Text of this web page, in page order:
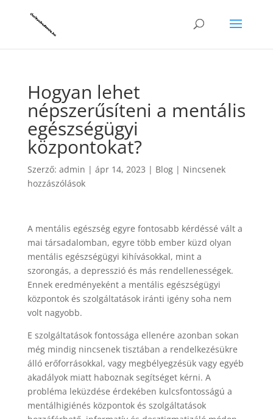
Hogyan lehet
népszerűsíteni a mentális
egészségügyi
központokat?
Szerző: admin | ápr 14, 2023 | Blog| Nincsenek
hozzászólások
A mentális egészség egyre fontosabb kérdéssé vált a
mai társadalomban, egyre több ember küzd olyan
mentális egészségügyi kihívásokkal, mint a
szorongás, a depresszió és más rendellenességek.
Ennek eredményeként a mentális egészségügyi
központok és szolgáltatások iránti igény soha nem
volt nagyobb.
E szolgáltatások fontossága ellenére azonban sokan
még mindig nincsenek tisztában a rendelkezésükre
álló erőforrásokkal, vagy megbélyegzésük vagy egyéb
akadályok miatt haboznak segítséget kérni. A
probléma leküzdése érdekében kulcsfontosságú a
mentálhigiénés központok és szolgáltatások